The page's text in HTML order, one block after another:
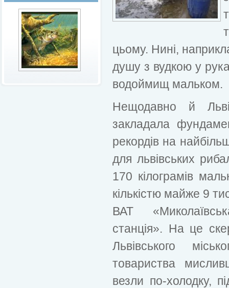
цьому. Нині,
душу з вудкою у
водоймищ мальком.
Нещодавно й
закладала
рекордів на
для львівських
170 кілограмів
кількістю майже 9
ВАТ
станція». На це
Львівського
товариства
везли по-холодку,